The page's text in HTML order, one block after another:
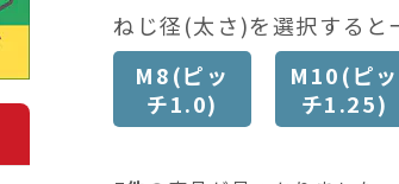
ねじ径(太さ)を選択すると
M8(ピッ
チ1.0)
M10(ピッ
チ1.25)